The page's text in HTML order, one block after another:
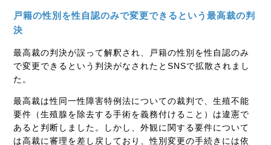
戸籍の性別を性自認のみで変更できるという最高裁の判
決
最高裁の判決が誤って解釈され、戸籍の性別を性自認のみ
で変更できるという判決がなされたとSNSで拡散されまし
た。
最高裁は性同一性障害特例法についての裁判で、生殖不能
要件（生殖腺を除去する手術を義務付けること）は違憲で
あると判断しました。しかし、外観に関する要件について
は高裁に審理を差し戻しており、性別変更の手続きには依